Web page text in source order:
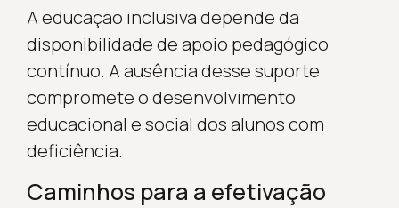
A educação inclusiva depende da
disponibilidade de apoio pedagógico
contínuo. A ausência desse suporte
compromete o desenvolvimento
educacional e social dos alunos com
deficiência.
Caminhos para a efetivação